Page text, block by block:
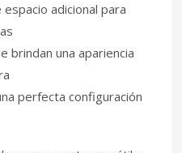
adicional para
brindan una apariencia
perfecta configuración